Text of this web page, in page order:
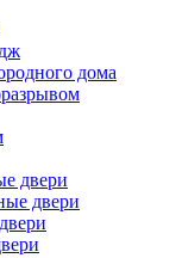
дома
двери
двери